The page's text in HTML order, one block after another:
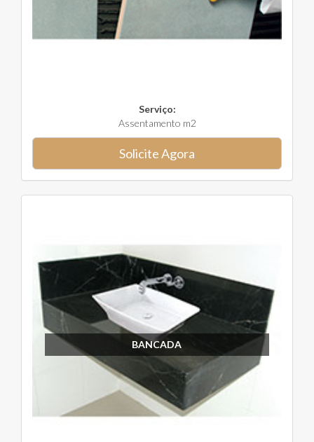
Serviço:
Assentamento m2
Solicite Agora
BANCADA